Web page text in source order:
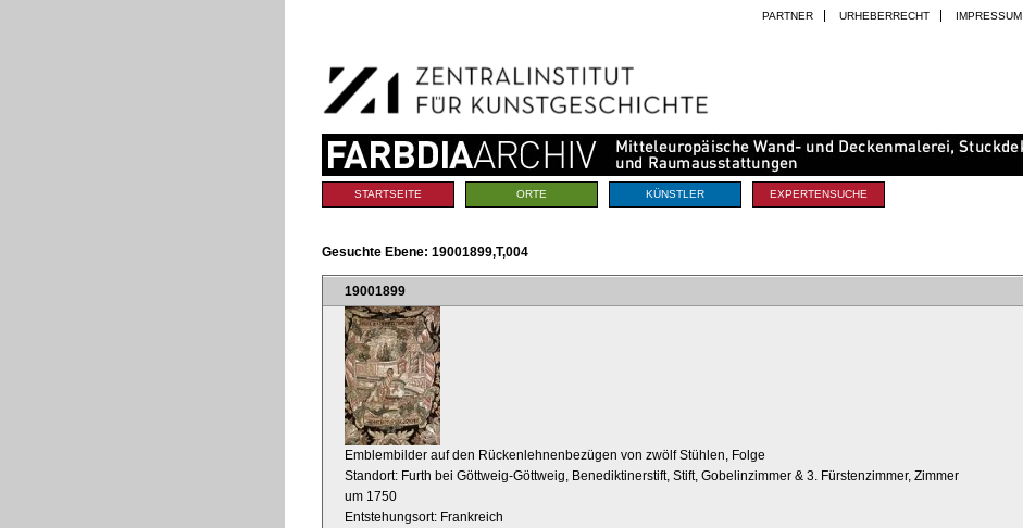
Navigation
PARTNER URHEBERRECHT IMPRESSUM
Sektionen
STARTSEITE ORTE KÜNSTLER EXPERTENSUCHE
Gesuchte Ebene: 19001899,T,004
19001899
Emblembilder auf den Rückenlehnenbezügen von zwölf Stühlen, Folge
Standort: Furth bei Göttweig-Göttweig, Benediktinerstift, Stift, Gobelinzimmer & 3. Fürstenzimmer, Zimmer
um 1750
Entstehungsort: Frankreich